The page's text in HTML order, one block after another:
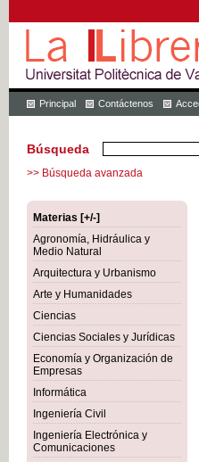
Principal Contáctenos
Búsqueda
>> Búsqueda avanzada
Materias [+/-]
Agronomía, Hidráulica y
Medio Natural
Arquitectura y Urbanismo
Arte y Humanidades
Ciencias
Ciencias Sociales y Jurídicas
Economía y Organización de
Empresas
Informática
Ingeniería Civil
Ingeniería Electrónica y
Comunicaciones